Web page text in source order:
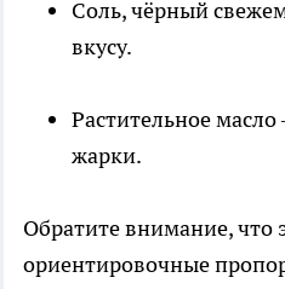
Соль, чёрный
вкусу.
Растительное
жарки.
Обратите внимание, что
ориентировочные